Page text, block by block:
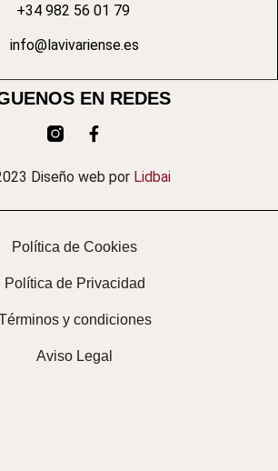
+34 982 56 01 79
info@lavivariense.es
EN REDES
Diseño web por Lidbai
Política de Cookies
Política de Privacidad
y condiciones
Aviso Legal